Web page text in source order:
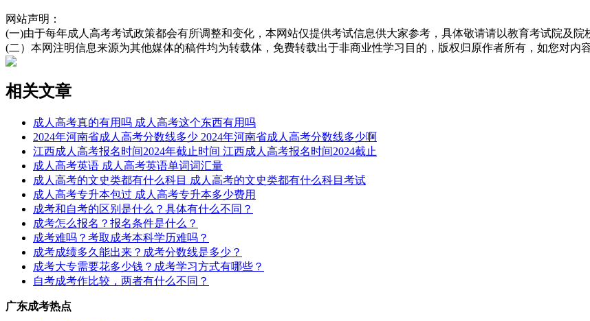
网站声明：
(一)由于每年成人高考考试政策都会有所调整和变化，本网站仅提供考试信息供大家参考，具体敬请请以教育考试院及院
(二）本网注明信息来源为其他媒体的稿件均为转载体，免费转载出于非商业性学习目的，版权归原作者所有，如您对内
相关文章
成人高考真的有用吗 成人高考这个东西有用吗
2024年河南省成人高考分数线多少 2024年河南省成人高考分数线多少啊
江西成人高考报名时间2024年截止时间 江西成人高考报名时间2024截止
成人高考英语 成人高考英语单词词汇量
成人高考的文史类都有什么科目 成人高考的文史类都有什么科目考试
成人高考专升本包过 成人高考专升本多少费用
成考和自考的区别是什么？具体有什么不同？
成考怎么报名？报名条件是什么？
成考难吗？考取成考本科学历难吗？
成考成绩多久能出来？成考分数线是多少？
成考大专需要花多少钱？成考学习方式有哪些？
自考成考作比较，两者有什么不同？
广东成考热点